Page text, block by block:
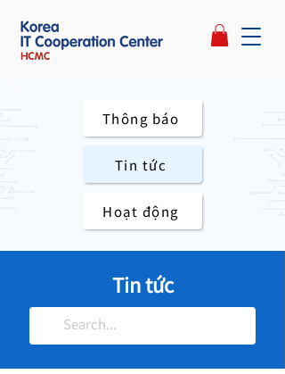
Thông báo
Tin tức
Hoạt động
Tin tức